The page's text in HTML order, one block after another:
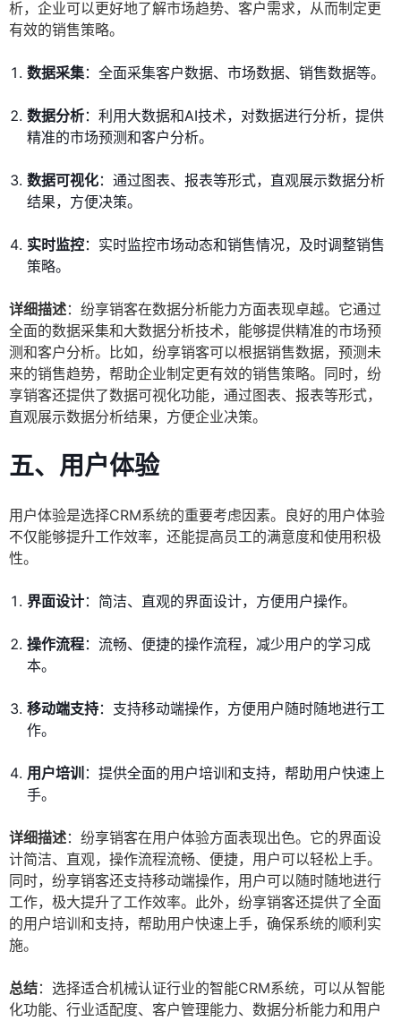
析，企业可以更好地了解市场趋势、客户需求，从而制定更
有效的销售策略。
数据采集：全面采集客户数据、市场数据、销售数据等。
数据分析：利用大数据和AI技术，对数据进行分析，提供
精准的市场预测和客户分析。
数据可视化：通过图表、报表等形式，直观展示数据分析
结果，方便决策。
实时监控：实时监控市场动态和销售情况，及时调整销售
策略。
详细描述：纷享销客在数据分析能力方面表现卓越。它通过
全面的数据采集和大数据分析技术，能够提供精准的市场预
测和客户分析。比如，纷享销客可以根据销售数据，预测未
来的销售趋势，帮助企业制定更有效的销售策略。同时，纷
享销客还提供了数据可视化功能，通过图表、报表等形式，
直观展示数据分析结果，方便企业决策。
五、 用户体验
用户体验是选择CRM系统的重要考虑因素。良好的用户体验
不仅能够提升工作效率，还能提高员工的满意度和使用积极
性。
界面设计：简洁、直观的界面设计，方便用户操作。
操作流程：流畅、便捷的操作流程，减少用户的学习成
本。
移动端支持：支持移动端操作，方便用户随时随地进行工
作。
用户培训 ：提供全面的用户培训和支持，帮助用户快速上
手。
详细描述：纷享销客在用户体验方面表现出色。它的界面设
计简洁、直观，操作流程流畅、便捷，用户可以轻松上手。
同时，纷享销客还支持移动端操作，用户可以随时随地进行
工作，极大提升了工作效率。此外，纷享销客还提供了全面
的用户培训和支持，帮助用户快速上手，确保系统的顺利实
施。
总结：选择适合机械认证行业的智能CRM系统，可以从智能
化功能、行业适配度、客户管理能力、数据分析能力和用户